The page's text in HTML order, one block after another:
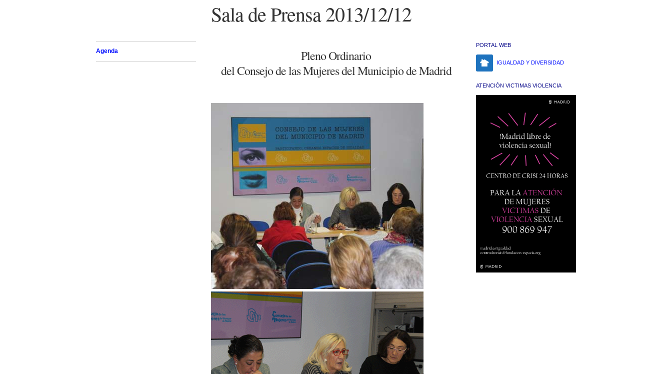
Sala de Prensa 2013/12/12
Agenda
Pleno Ordinario
del Consejo de las Mujeres del Municipio de Madrid
PORTAL WEB
IGUALDAD Y DIVERSIDAD
ATENCIÓN VICTIMAS VIOLENCIA